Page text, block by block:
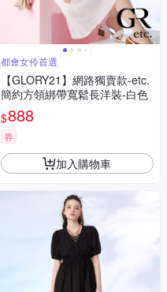
都會女伶首選
【GLORY21】網路獨賣款-etc.
簡約方領綁帶寬鬆長洋裝-白色
$888
券
加入購物車